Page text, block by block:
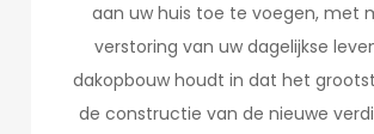
aan uw huis toe te voegen, met
verstoring van uw dagelijkse
dakopbouw houdt in dat het
de constructie van de nieuwe